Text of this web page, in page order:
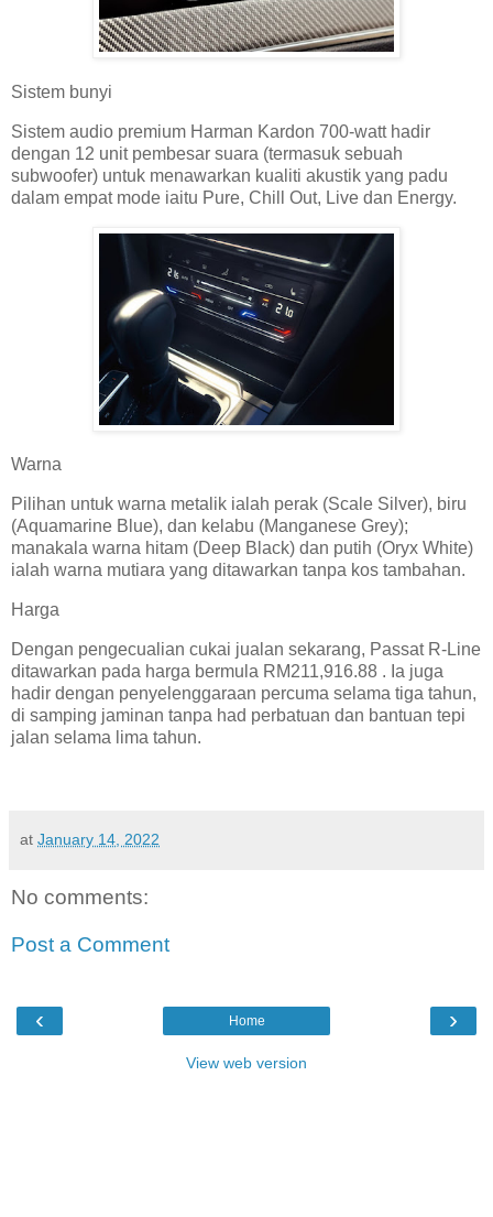
Sistem bunyi
Sistem audio premium Harman Kardon 700-watt hadir
dengan 12 unit pembesar suara (termasuk sebuah
subwoofer) untuk menawarkan kualiti akustik yang padu
dalam empat mode iaitu Pure, Chill Out, Live dan Energy.
Warna
Pilihan untuk warna metalik ialah perak (Scale Silver), biru
(Aquamarine Blue), dan kelabu (Manganese Grey);
manakala warna hitam (Deep Black) dan putih (Oryx White)
ialah warna mutiara yang ditawarkan tanpa kos tambahan.
Harga
Dengan pengecualian cukai jualan sekarang, Passat R-Line
ditawarkan pada harga bermula RM211,916.88 . Ia juga
hadir dengan penyelenggaraan percuma selama tiga tahun,
di samping jaminan tanpa had perbatuan dan bantuan tepi
jalan selama lima tahun.
at January 14, 2022
No comments:
Post a Comment
‹ ›
Home
View web version